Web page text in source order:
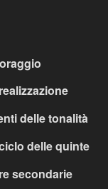
delle tonalità
delle quinte
secondarie